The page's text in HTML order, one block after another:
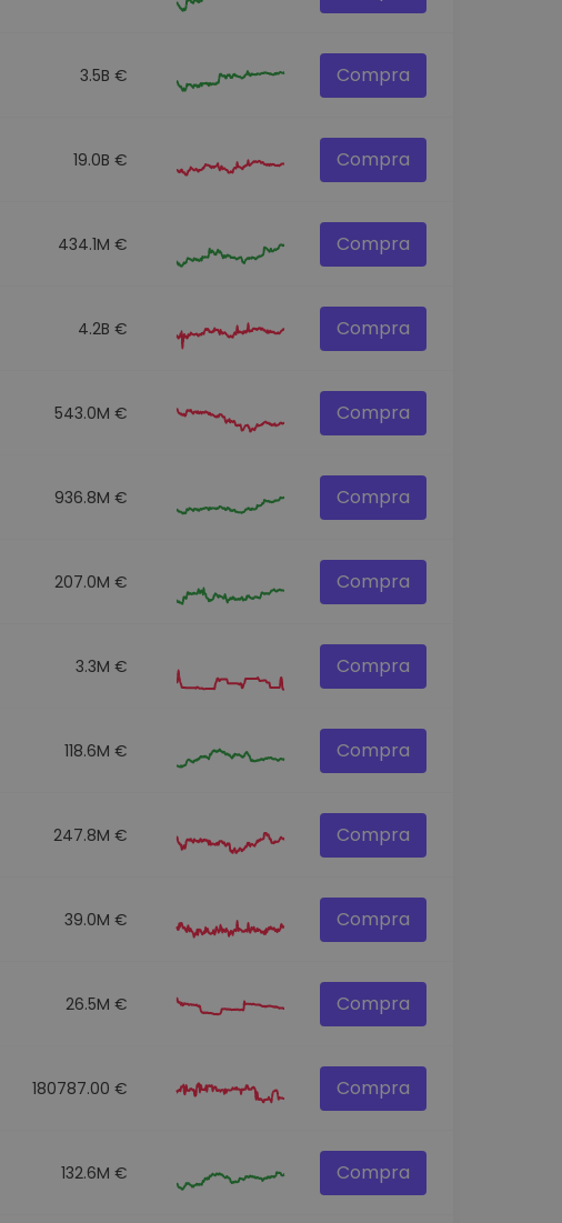
3.5B € Compra
19.0B € Compra
434.1M € Compra
4.2B € Compra
543.0M € Compra
936.8M € Compra
207.0M € Compra
3.3M € Compra
118.6M € Compra
247.8M € Compra
39.0M € Compra
26.5M € Compra
180787.00 € Compra
132.6M € Compra